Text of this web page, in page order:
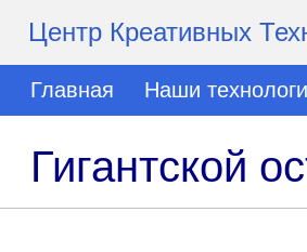
Центр Креативных
Главная Наши
Гигантской